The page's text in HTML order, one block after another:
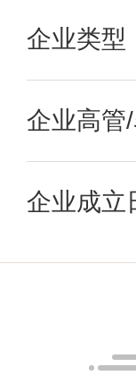
企业类型
企业高管
企业成立